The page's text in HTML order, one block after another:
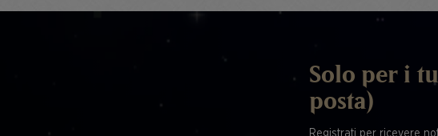
Solo per i
posta)
Registrati per ricevere